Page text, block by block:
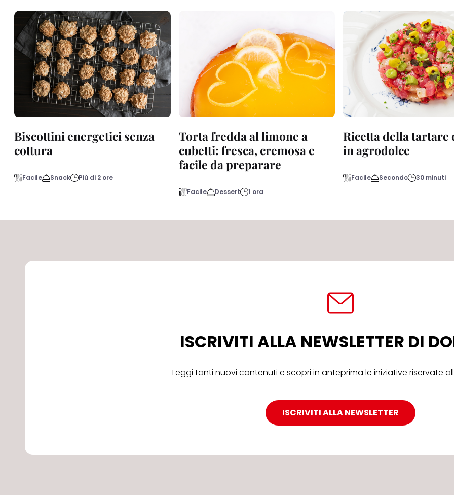
Biscottini energetici senza
cottura
Facile Snack Più di 2 ore
Torta fredda al limone a
cubetti: fresca, cremosa e
facile da preparare
Facile Dessert 1 ora
Ricetta della tartare
in agrodolce
Facile Secondo 30 minuti
ISCRIVITI ALLA NEWSLETTER DI
Leggi tanti nuovi contenuti e scopri in anteprima le iniziative riservate
ISCRIVITI ALLA NEWSLETTER